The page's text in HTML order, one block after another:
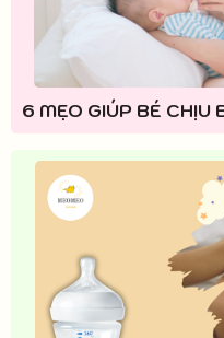
6 MẸO GIÚP BÉ CHỊU